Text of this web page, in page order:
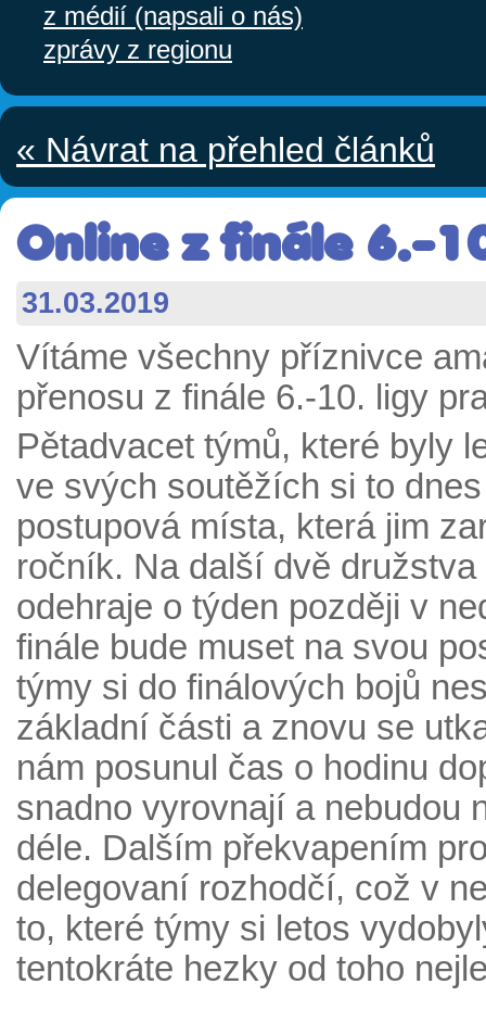
z médií (napsali o nás)
zprávy z regionu
« Návrat na přehled článků
Online z finále 6.-
31.03.2019
Vítáme všechny příznivce
přenosu z finále 6.-10. ligy
Pětadvacet týmů, které byly
ve svých soutěžích si to
postupová místa, která jim
ročník. Na další dvě
odehraje o týden později v
finále bude muset na svou
týmy si do finálových bojů
základní části a znovu se
nám posunul čas o hodinu
snadno vyrovnají a nebudou
déle. Dalším překvapením
delegovaní rozhodčí, což v
to, které týmy si letos
tentokráte hezky od toho